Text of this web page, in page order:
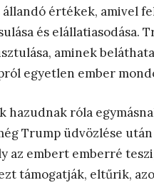
értékek, amivel
és elállatiasodása.
aminek
egyetlen ember
hazudnak róla
Trump üdvözlése
az embert emberré
támogatják, eltűrik,